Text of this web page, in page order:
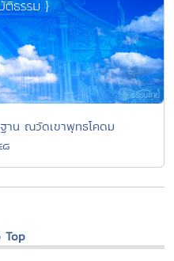
าน ณวัดเขาพุทธโคดม
๘
Top